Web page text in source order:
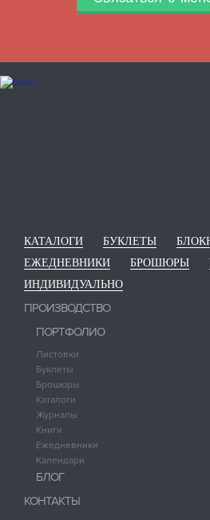
КАТАЛОГИ БУКЛЕТЫ
ЕЖЕДНЕВНИКИ
БРОШЮРЫ
ИНДИВИДУАЛЬНО
ПРОИЗВОДСТВО
ПОРТФОЛИО
Листовки
Буклеты
Брошюры
Каталоги
Журналы
Книги
Ежедневники
Календари
БЛОГ
КОНТАКТЫ